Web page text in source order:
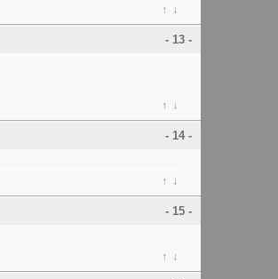
↑ ↓
- 13 -
↑ ↓
- 14 -
↑ ↓
- 15 -
↑ ↓